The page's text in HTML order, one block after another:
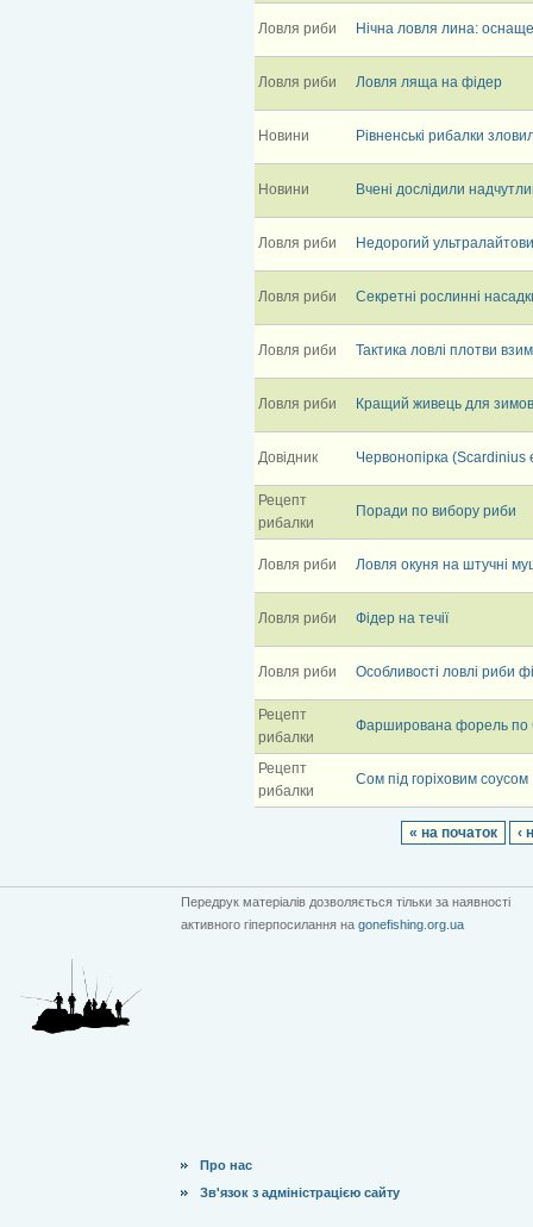
Ловля риби Нічна ловля лина:
Ловля риби Ловля ляща на фідер
Новини Рівненські рибалки
Новини Вчені дослідили
Ловля риби Недорогий
Ловля риби Секретні рослинні
Ловля риби Тактика ловлі плотви
Ловля риби Кращий живець для
Довідник Червонопірка
Рецепт
рибалки
Поради по вибору риби
Ловля риби Ловля окуня на штучні
Ловля риби Фідер на течії
Ловля риби Особливості ловлі риби
Рецепт
рибалки
Фарширована форель по
Рецепт
рибалки
Сом під горіховим соусом
« на початок ‹
Передрук матеріалів дозволяється тільки за наявності
активного гіперпосилання на gonefishing.org.ua
Про нас
Зв'язок з адміністрацією сайту